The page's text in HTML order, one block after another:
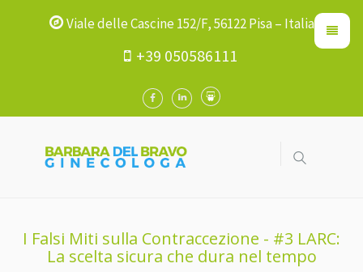
Viale delle Cascine 152/F, 56122 Pisa – Italia
+39 050586111
I Falsi Miti sulla Contraccezione - #3 LARC:
La scelta sicura che dura nel tempo